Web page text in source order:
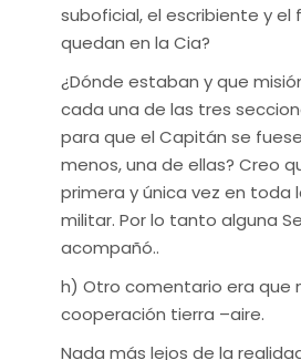
suboficial, el escribiente y el
quedan en la Cia?
¿Dónde estaban y que
cada una de las tres
para que el Capitán se
menos, una de ellas? Creo
primera y única vez en toda
militar. Por lo tanto alguna
acompañó..
h) Otro comentario era que
cooperación tierra –aire.
Nada más lejos de la